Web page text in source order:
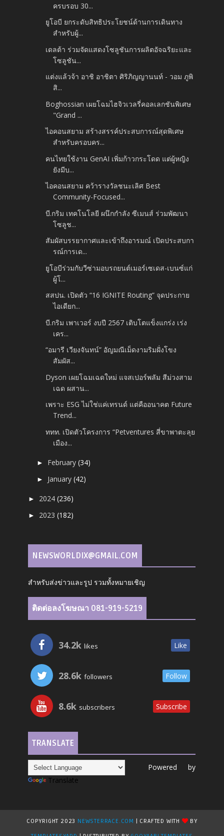
ครบรอบ 30...
ยูโอบี ยกระดับสิทธิประโยชน์ด้านการเดินทาง
สำหรับผู้...
เดลต้า ร่วมจัดแสดงโซลูชันการผลิตอัจฉริยะและ
โซลูชัน...
แต่งแล้วจ้า อาชิ อาชิตา ศิริภิญญานนท์ - วอม ภูพิ
สิ...
Boghossian เผยโฉมไฮจิวเวลรี่คอลเลกชันพิเศษ
"Grand ...
ไอคอนสยาม สร้างสรรค์ประสบการณ์สุดพิเศษ
สำหรับครอบคร...
คนไทยใช้งาน GenAI เพิ่มก้าวกระโดด แต่ผู้หญิง
ยังมีบ...
ไอคอนสยาม คว้ารางวัลชนะเลิศ Best
Community-Focused...
บี.กริม เทคโนโลยี ผนึกกำลัง ซีเมนส์ ร่วมพัฒนา
โซลูช...
สัมผัสบรรยากาศและเข้าถึงอารมณ์ เปิดประสบกา
รณ์การเด...
ยูโอบีร่วมกับวีซ่ามอบรถยนต์เมอร์เซเดส-เบนซ์แก่
ผู้โ...
สสปน. เปิดตัว “16 IGNITE Routing” จุดประกาย
ไอเดียก...
บี.กริม เพาเวอร์ งบปี 2567 เติบโตแข็งแกร่ง เร่ง
เคร...
“อมารี เวียงจันทน์” อัญมณีเม็ดงามริมฝั่งโขง
สัมผัส...
Dyson เผยโฉมเฉดใหม่ แจสเปอร์พลัม สีม่วงสาม
เฉด ผสาน...
เพราะ ESG ไม่ใช่แค่เทรนด์ แต่คืออนาคต Future
Trend...
ททท. เปิดตัวโครงการ “Petventures สี่ขาพาตะลุย
เมือง...
► February(34)
► January(42)
► 2024(236)
► 2023(182)
NEWSWORLDIX@GMAIL.COM
สำหรับส่งข่าวและรูป รวมทั้งหมายเชิญ
ติดต่อลงโฆษณา 081-919-5219
34.2k likes Like
28.6k followers Follow
8.6k subscribers Subscribe
TRANSLATE
Powered by
Translate
COPYRIGHT 2023 NEWSTERRACE.COM | CRAFTED WITH
BY